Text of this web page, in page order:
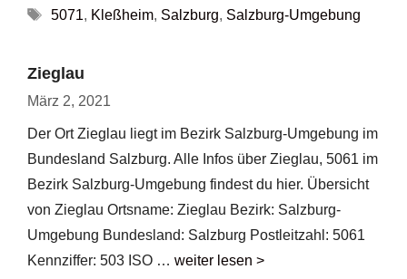
Schlagwörter
5071, Kleßheim, Salzburg, Salzburg-Umgebung
Zieglau
März 2, 2021
Der Ort Zieglau liegt im Bezirk Salzburg-Umgebung im
Bundesland Salzburg. Alle Infos über Zieglau, 5061 im
Bezirk Salzburg-Umgebung findest du hier. Übersicht
von Zieglau Ortsname: Zieglau Bezirk: Salzburg-
Umgebung Bundesland: Salzburg Postleitzahl: 5061
Kennziffer: 503 ISO … weiter lesen >